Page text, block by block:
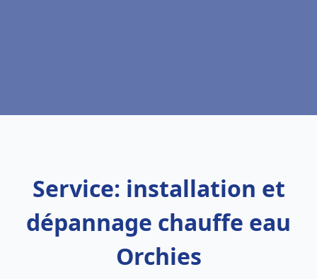
Service: installation et
dépannage chauffe eau
Orchies